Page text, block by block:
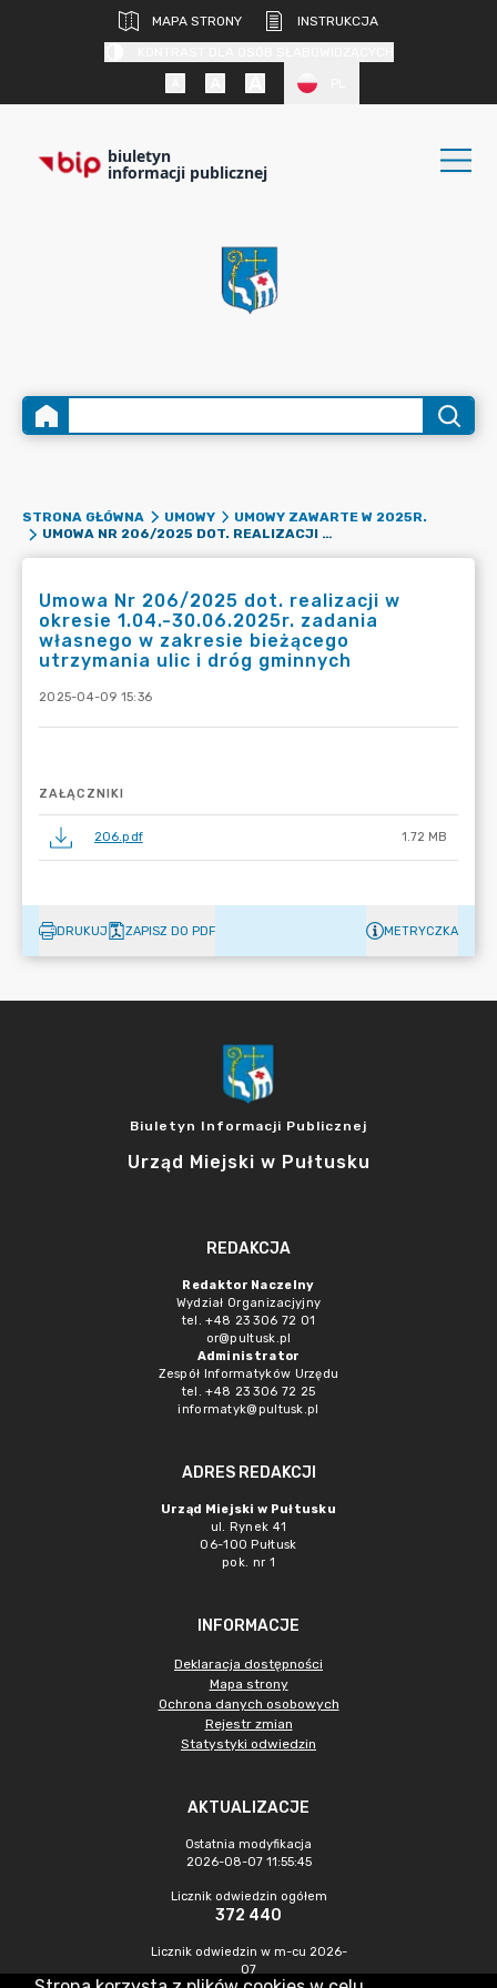
MAPA STRONY
INSTRUKCJA
biuletyn
informacji publicznej
STRONA GŁÓWNA UMOWY
UMOWY ZAWARTE W 2025R.
UMOWA NR 206/2025 DOT. REALIZACJI W OKRESIE 1.04.-30.06.2025R. ZADANIA WŁASNEGO W ZAKRESIE BIEŻĄCEGO UTRZYMANIA ULIC I DRÓG GMINNYCH
Umowa Nr 206/2025 dot. realizacji w
okresie 1.04.-30.06.2025r. zadania
własnego w zakresie bieżącego
utrzymania ulic i dróg gminnych
2025-04-09 15:36
ZAŁĄCZNIKI
206.pdf 1.72 MB
DRUKUJ ZAPISZ DO PDF METRYCZKA
Biuletyn Informacji Publicznej
Urząd Miejski w Pułtusku
REDAKCJA
Redaktor Naczelny
Wydział Organizacjyjny
tel. +48 23 306 72 01
or@pultusk.pl
Administrator
Zespół Informatyków Urzędu
tel. +48 23 306 72 25
informatyk@pultusk.pl
ADRES REDAKCJI
Urząd Miejski w Pułtusku
ul. Rynek 41
06-100 Pułtusk
pok. nr 1
INFORMACJE
Deklaracja dostępności
Mapa strony
Ochrona danych osobowych
Rejestr zmian
Statystyki odwiedzin
AKTUALIZACJE
Ostatnia modyfikacja
2026-08-07 11:55:45
Licznik odwiedzin ogółem
372 440
Licznik odwiedzin w m-cu 2026-
07